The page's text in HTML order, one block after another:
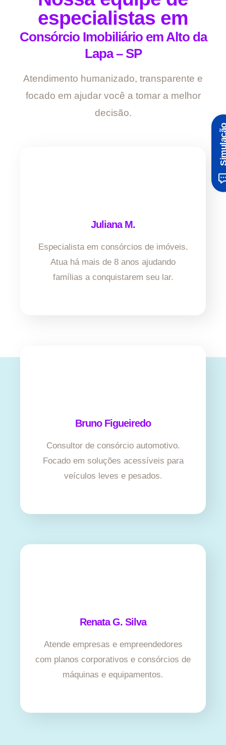
especialistas em
Consórcio Imobiliário em Alto da
Lapa – SP
Atendimento humanizado, transparente e
focado em ajudar você a tomar a melhor
decisão.
Juliana M.
Especialista em consórcios de imóveis.
Atua há mais de 8 anos ajudando
famílias a conquistarem seu lar.
Bruno Figueiredo
Consultor de consórcio automotivo.
Focado em soluções acessíveis para
veículos leves e pesados.
Renata G. Silva
Atende empresas e empreendedores
com planos corporativos e consórcios de
máquinas e equipamentos.